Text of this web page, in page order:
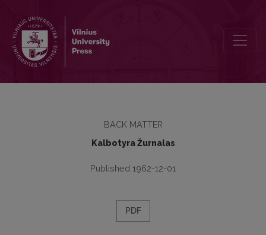
BACK MATTER
Kalbotyra Žurnalas
Published 1962-12-01
PDF